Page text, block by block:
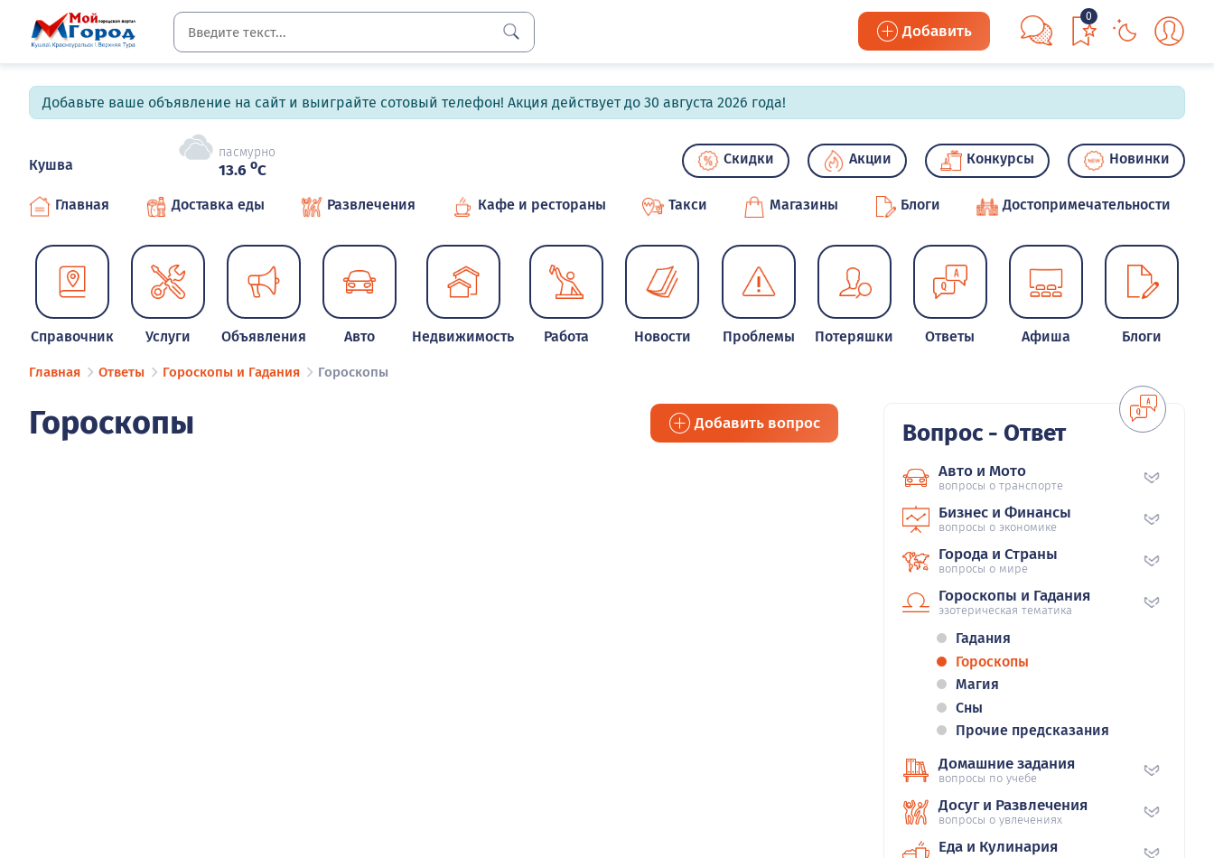
Добавить
0
Добавьте ваше объявление на сайт и выиграйте сотовый телефон! Акция действует до 30 августа 2026 года!
Кушва
пасмурно
13.6 oC
Скидки Акции Конкурсы Новинки
Главная Доставка еды Развлечения Кафе и рестораны Такси Магазины Блоги Достопримечательности
Справочник Услуги Объявления Авто Недвижимость Работа Новости Проблемы Потеряшки Ответы Афиша Блоги
Главная Ответы Гороскопы и Гадания Гороскопы
Гороскопы Добавить вопрос Вопрос - Ответ
Авто и Мото
вопросы о транспорте
Бизнес и Финансы
вопросы о экономике
Города и Страны
вопросы о мире
Гороскопы и Гадания
эзотерическая тематика
Гадания
Гороскопы
Магия
Сны
Прочие предсказания
Домашние задания
вопросы по учебе
Досуг и Развлечения
вопросы о увлечениях
Еда и Кулинария